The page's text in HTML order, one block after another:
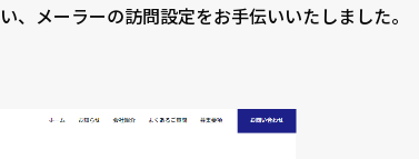
メーラーの訪問設定をお手伝いいたしました。